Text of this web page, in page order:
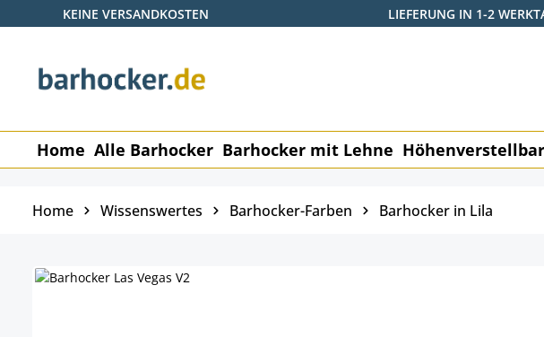
Hauptinhalt springen
Zur Suche springen
Zur Hauptnavigation springen
KEINE VERSANDKOSTEN LIEFERUNG IN 1-2
Home Alle Barhocker Barhocker mit Lehne
Home Wissenswertes Barhocker-Farben Barhocker in Lila